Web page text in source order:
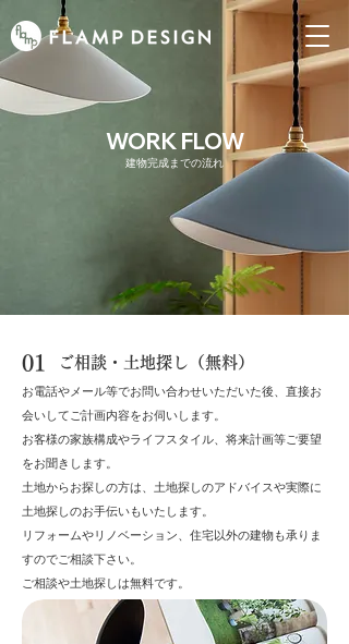
WORK FLOW
建物完成までの流れ
​01 ​ご相談・土地探し（無料）
​お電話やメール等でお問い合わせいただいた後、直接お
会いしてご計画内容をお伺いします。
お客様の家族構成やライフスタイ ル、将来計画等ご要望
をお聞きします。
土地からお探しの方は、土地探しのアドバイスや実際に
土地探しのお手伝いもいたします。
リフォームやリノベーション、住宅以外の建物も承りま
すのでご相談下さい。
​ご相談や土地探しは無料です。